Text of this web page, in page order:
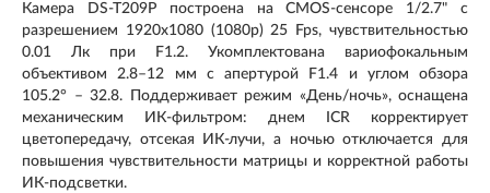
Камера DS-T209P построена на CMOS-сенсоре 1/2.7" с
разрешением 1920x1080 (1080p) 25 Fps, чувствительностью
0.01 Лк при F1.2. Укомплектована вариофокальным
объективом 2.8–12 мм с апертурой F1.4 и углом обзора
105.2° – 32.8. Поддерживает режим «День/ночь», оснащена
механическим ИК-фильтром: днем ICR корректирует
цветопередачу, отсекая ИК-лучи, а ночью отключается для
повышения чувствительности матрицы и корректной работы
ИК-подсветки.